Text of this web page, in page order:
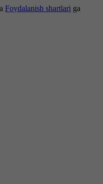
Foydalanish shartlari ga